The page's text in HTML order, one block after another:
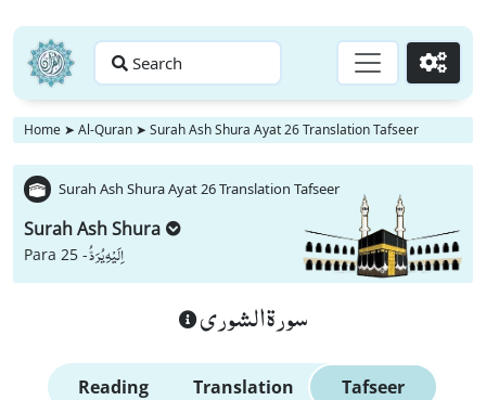
Search Go
Home ➤ Al-Quran ➤ Surah Ash Shura Ayat 26 Translation Tafseer
Surah Ash Shura Ayat 26 Translation Tafseer
Surah Ash Shura
Para 25 -اِلَیْهِ یُرَدُّ
سورة الشورى
Reading Translation Tafseer